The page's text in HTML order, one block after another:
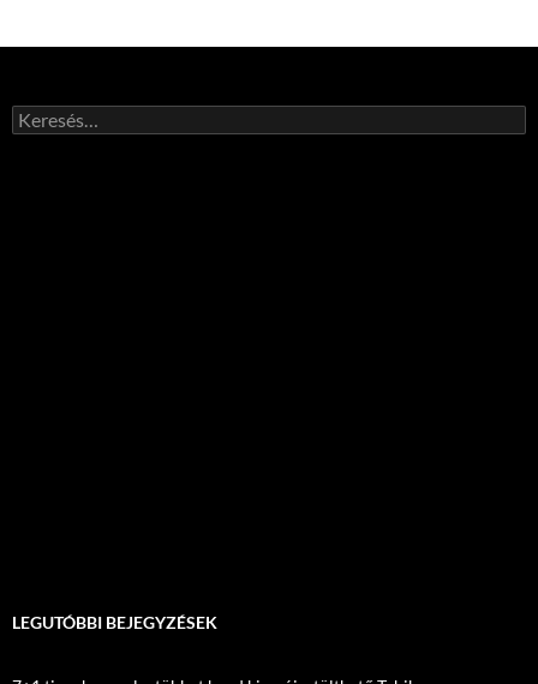
Keresés:
LEGUTÓBBI BEJEGYZÉSEK